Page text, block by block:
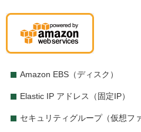
Amazon EBS（ディスク）
Elastic IP アドレス（固定IP）
セキュリティグループ（仮想フ